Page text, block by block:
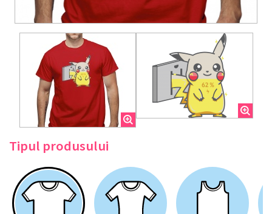
Tipul produsului